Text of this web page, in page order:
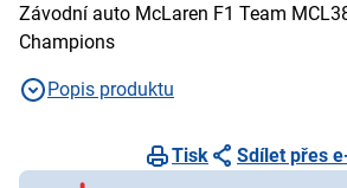
Závodní auto McLaren F1 Team
Champions
Popis produktu
Tisk Sdílet přes